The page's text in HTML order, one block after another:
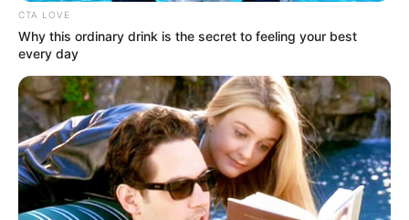
CTA LOVE
Why this ordinary drink is the secret to feeling your best
every day